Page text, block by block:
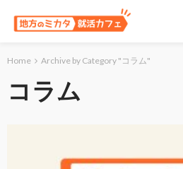
Home Archive by Category "コラム"
コラム